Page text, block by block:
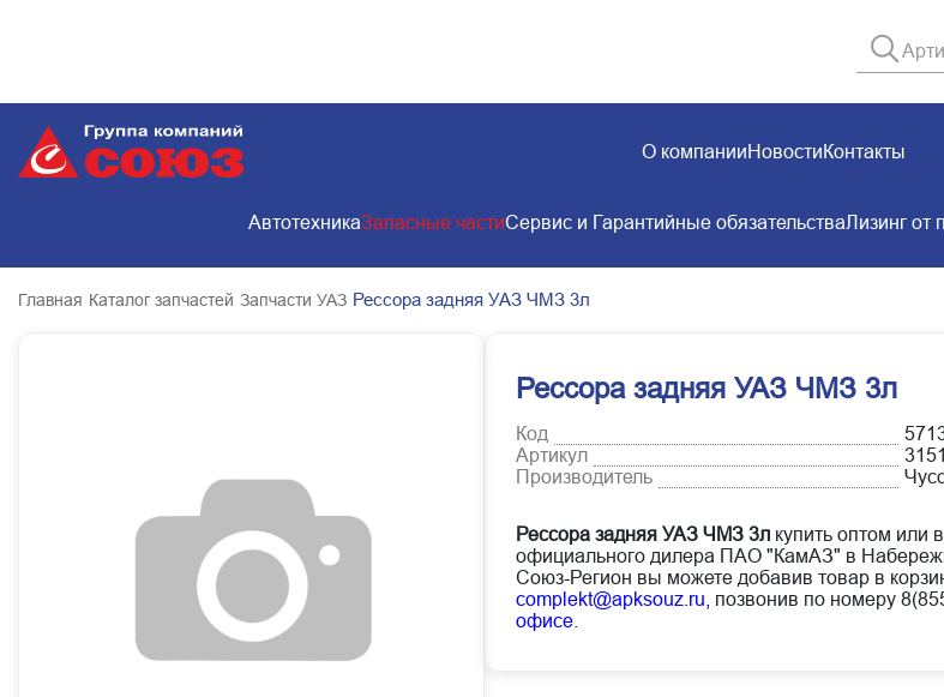
О компанииНовостиКонтакты
АвтотехникаЗапасные частиСервис и Гарантийные обязательстваЛизинг от
Главная Каталог запчастей Запчасти УАЗ Рессора задняя УАЗ ЧМЗ 3л
Рессора задняя УАЗ ЧМЗ 3л
Код
Артикул
Производитель
Рессора задняя УАЗ ЧМЗ 3л купить оптом или
официального дилера ПАО "КамАЗ" в
Союз-Регион вы можете добавив товар в
complekt@apksouz.ru, позвонив по номеру
офисе